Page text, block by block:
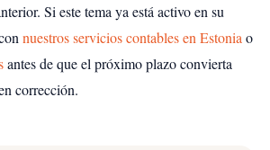
Si este tema ya está activo en su
nuestros servicios contables en Estonia o
antes de que el próximo plazo convierta
corrección.